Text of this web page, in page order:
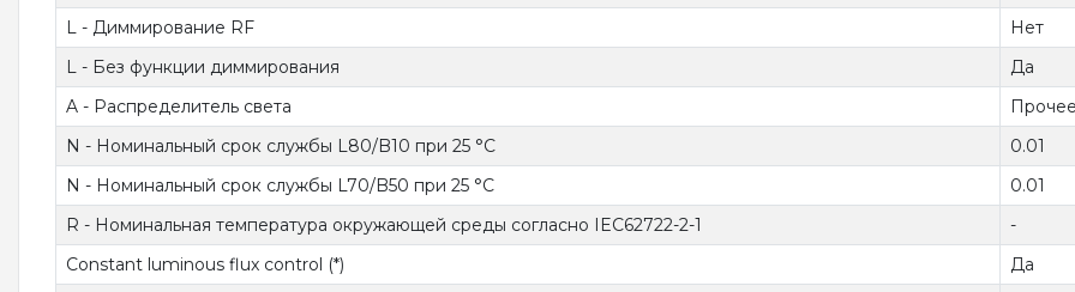
L - Диммирование RF
Нет
L - Без функции диммирования
Да
A - Распределитель света
Прочее
N - Номинальный срок службы L80/B10 при 25 °C
0.01
N - Номинальный срок службы L70/B50 при 25 °C
0.01
R - Номинальная температура окружающей среды согласно IEC62722-2-1
-
Constant luminous flux control (*)
Да